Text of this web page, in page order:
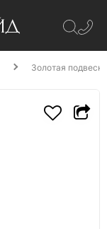
Золотая